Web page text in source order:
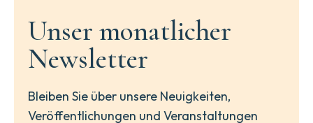
Unser monatlicher
Newsletter
Bleiben Sie über unsere Neuigkeiten,
Veröffentlichungen und Veranstaltungen